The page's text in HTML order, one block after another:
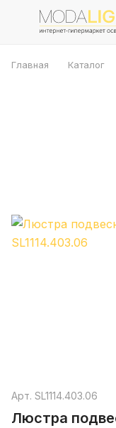
Главная Каталог
Арт. SL1114.403.06
Люстра